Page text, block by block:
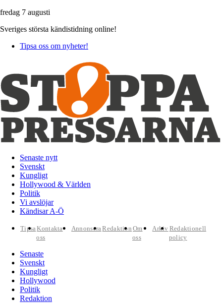
fredag 7 augusti
Sveriges största kändistidning online!
Tipsa oss om nyheter!
Senaste nytt
Svenskt
Kungligt
Hollywood & Världen
Politik
Vi avslöjar
Kändisar A-Ö
TipsaKontakta
oss
AnnonseraRedaktion Om
oss
Arkiv Redaktionell
policy
Senaste
Svenskt
Kungligt
Hollywood
Politik
Redaktion